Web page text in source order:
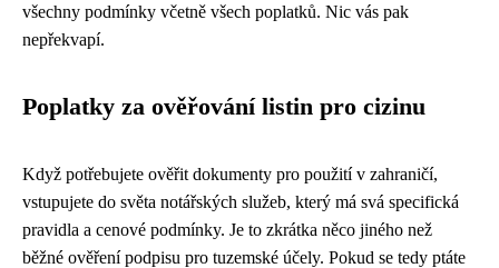
všechny podmínky včetně všech poplatků. Nic vás pak
nepřekvapí.
Poplatky za ověřování listin pro cizinu
Když potřebujete ověřit dokumenty pro použití v zahraničí,
vstupujete do světa notářských služeb, který má svá specifická
pravidla a cenové podmínky. Je to zkrátka něco jiného než
běžné ověření podpisu pro tuzemské účely. Pokud se tedy ptáte